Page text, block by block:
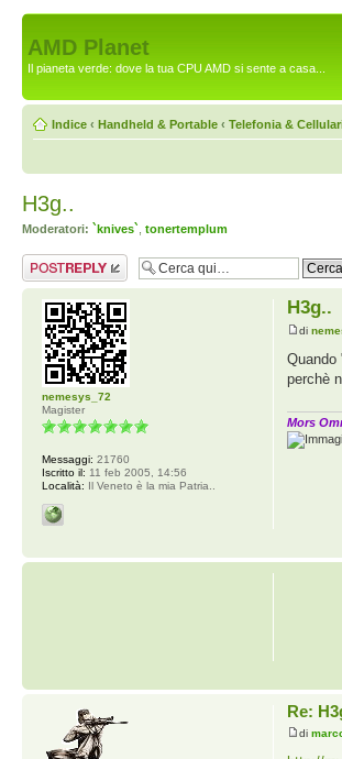
AMD Planet
Il pianeta verde: dove la tua CPU AMD si sente a casa...
Indice ‹ Handheld & Portable ‹ Telefonia &
H3g..
Moderatori: `knives` tonertemplum
Rispondi al
messaggio
H3g..
di
Quando
perchè
Mors
nemesys_72
Magister
Messaggi: 21760
Iscritto il: 11 feb 2005, 14:56
Località: Il Veneto è la mia Patria..
Re:
di